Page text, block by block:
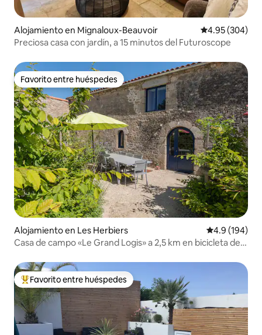
Alojamiento en Mignaloux-Beauvoir Calificación
4.95 (304)
Preciosa casa con jardín, a 15 minutos del Futuroscope
Favorito entre huéspedes
Favorito entre huéspedes
Alojamiento en Les Herbiers Calificación
4.9 (194)
Casa de campo «Le Grand Logis» a 2,5 km en bicicleta de
Favorito entre huéspedes preferido
Favorito entre huéspedes